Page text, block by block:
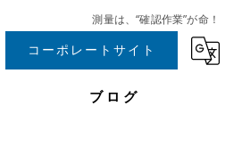
測量は、“確認作業”が命！
コーポレートサイト
ブログ